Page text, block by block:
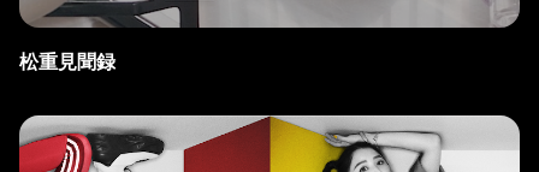
松重見聞録